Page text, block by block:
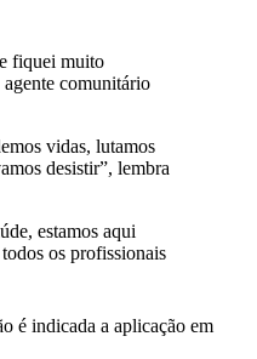
fiquei muito
comunitário
vidas, lutamos
desistir”, lembra
estamos aqui
os profissionais
é indicada a aplicação em